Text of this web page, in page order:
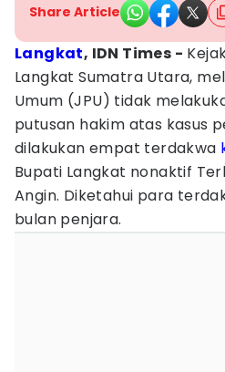
Share Article
Langkat, IDN Times -
Langkat Sumatra Utara,
Umum (JPU) tidak
putusan hakim atas kasus
dilakukan empat terdakwa
Bupati Langkat nonaktif
Angin. Diketahui para
bulan penjara.